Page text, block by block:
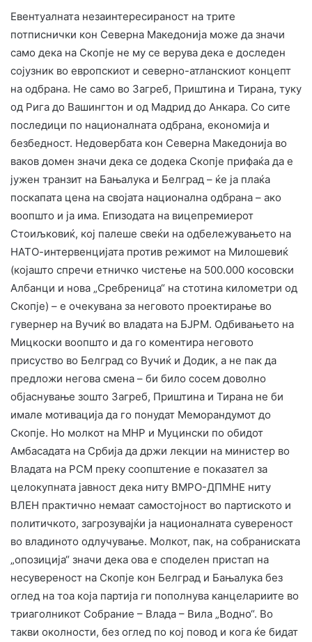
Евентуалната незаинтересираност на трите
потписнички кон Северна Македонија може да значи
само дека на Скопје не му се верува дека е доследен
сојузник во европскиот и северно-атланскиот концепт
на одбрана. Не само во Загреб, Приштина и Тирана, туку
од Рига до Вашингтон и од Мадрид до Анкара. Со сите
последици по националната одбрана, економија и
безбедност. Недовербата кон Северна Македонија во
ваков домен значи дека се додека Скопје прифаќа да е
јужен транзит на Бањалука и Белград – ќе ја плаќа
поскапата цена на својата национална одбрана – ако
воопшто и ја има. Епизодата на вицепремиерот
Стоиљковиќ, кој палеше свеќи на одбележувањето на
НАТО-интервенцијата против режимот на Милошевиќ
(којашто спречи етничко чистење на 500.000 косовски
Албанци и нова „Сребреница“ на стотина километри од
Скопје) – е очекувана за неговото проектирање во
гувернер на Вучиќ во владата на БЈРМ. Одбивањето на
Мицкоски воопшто и да го коментира неговото
присуство во Белград со Вучиќ и Додик, а не пак да
предложи негова смена – би било сосем доволно
објаснување зошто Загреб, Приштина и Тирана не би
имале мотивација да го понудат Меморандумот до
Скопје. Но молкот на МНР и Муцински по обидот
Амбасадата на Србија да држи лекции на министер во
Владата на РСМ преку соопштение е показател за
целокупната јавност дека ниту ВМРО-ДПМНЕ ниту
ВЛЕН практично немаат самостојност во партиското и
политичкото, загрозувајќи ја националната сувереност
во владиното одлучување. Молкот, пак, на собраниската
„опозиција“ значи дека ова е споделен пристап на
несувереност на Скопје кон Белград и Бањалука без
оглед на тоа која партија ги пополнува канцелариите во
триаголникот Собрание – Влада – Вила „Водно“. Во
такви околности, без оглед по кој повод и кога ќе бидат